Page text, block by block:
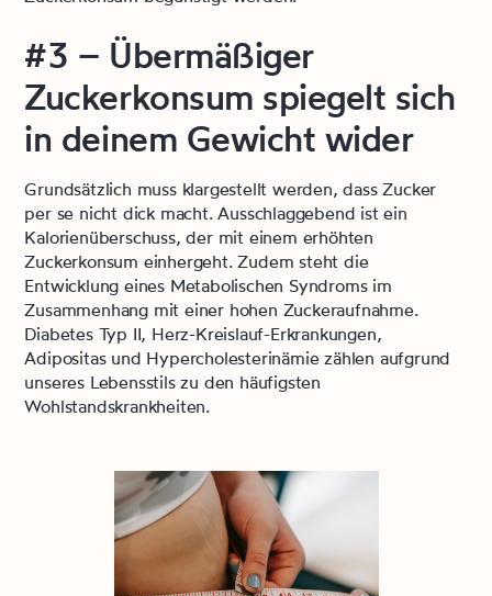
#3 – Übermäßiger
Zuckerkonsum spiegelt sich
in deinem Gewicht wider
Grundsätzlich muss klargestellt werden, dass Zucker
per se nicht dick macht. Ausschlaggebend ist ein
Kalorienüberschuss, der mit einem erhöhten
Zuckerkonsum einhergeht. Zudem steht die
Entwicklung eines Metabolischen Syndroms im
Zusammenhang mit einer hohen Zuckeraufnahme.
Diabetes Typ II, Herz-Kreislauf-Erkrankungen,
Adipositas und Hypercholesterinämie zählen aufgrund
unseres Lebensstils zu den häufigsten
Wohlstandskrankheiten.